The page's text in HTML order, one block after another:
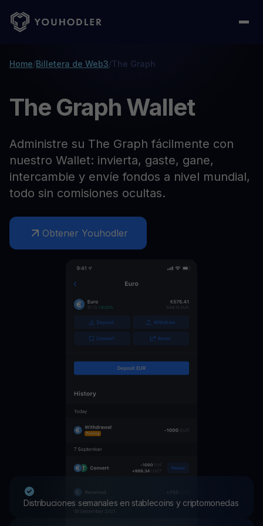
Home/Billetera de Web3/The Graph
The Graph Wallet
Administre su The Graph fácilmente con
nuestro Wallet: invierta, gaste, gane,
intercambie y envíe fondos a nivel mundial,
todo sin comisiones ocultas.
Obtener Youhodler
Distribuciones semanales en stablecoins y criptomonedas